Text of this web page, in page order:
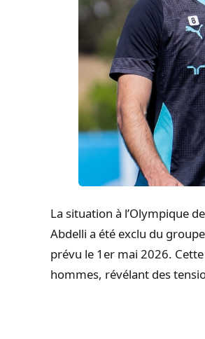
La situation à l’Olympique
Abdelli a été exclu du
prévu le 1er mai 2026.
hommes, révélant des